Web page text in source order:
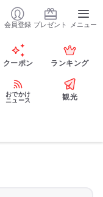
会員登録 プレゼント メニュー
クーポン ランキング
おでかけ
ニュース
観光